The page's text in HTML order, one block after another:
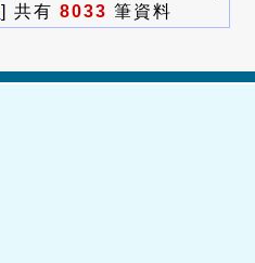
] 共有 8033 筆資料